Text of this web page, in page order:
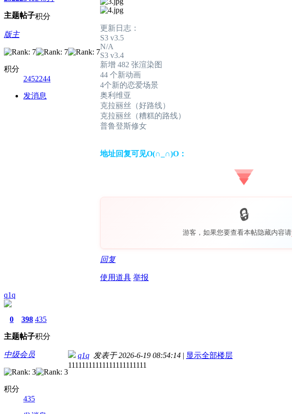
主题帖子积分
版主
积分
2452244
发消息
更新日志：
S3 v3.5
N/A
S3 v3.4
新增 482 张渲染图
44 个新动画
4个新的恋爱场景
奥利维亚
克拉丽丝（好路线）
克拉丽丝（糟糕的路线）
普鲁登斯修女
地址回复可见O(∩_∩)O：
游客，如果您要查看本帖隐藏内容请
回复
使用道具 举报
q1q
0
主题
398
帖子
435
积分
中级会员
积分
435
q1q 发表于 2026-6-19 08:54:14 | 显示全部楼层
11111111111111111111111